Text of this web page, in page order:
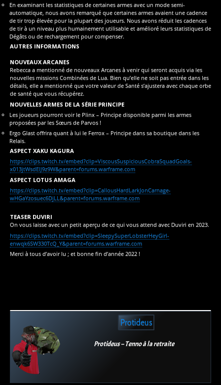
En examinant les statistiques de certaines armes avec un mode semi-
automatique, nous avons remarqué que certaines armes avaient une cadence
de tir trop élevée pour la plupart des joueurs. Nous avons réduit les cadences
de tir à un niveau plus humainement utilisable et amélioré leurs statistiques de
Dégâts ou de rechargement pour compenser.
AUTRES INFORMATIONS
NOUVEAUX ARCANES
Rebecca a mentionné de nouveaux Arcanes à venir qui seront acquis via les
nouvelles missions Combinées de Lua. Bien qu’elle ne soit pas entrée dans les
détails, elle a mentionné que votre valeur de Santé s’ajustera avec chaque orbe
de santé que vous récupérez.
NOUVELLES ARMES DE LA SÉRIE PRINCIPE
Les joueurs pourront voir le Plinx – Principe disponible parmi les armes
proposées par les Sœurs de Parvos !
Ergo Glast offrira quant à lui le Ferrox – Principe dans sa boutique dans les
Relais.
ASPECT XAKU KAGURA
https://clips.twitch.tv/embed?clip=ViscousSuspiciousCobraSquadGoals-
x013jtWsdElJ9z9W&parent=forums.warframe.com
ASPECT LOTUS AMAGA
https://clips.twitch.tv/embed?clip=CallousHardLarkJonCarnage-
wHGaYzosuec6DjLL&parent=forums.warframe.com
TEASER DUVIRI
On vous laisse avec un petit aperçu de ce qui vous attend avec Duviri en 2023.
https://clips.twitch.tv/embed?clip=SleepySuperLobsterHeyGirl-
enwqk6SW330TcQ_Y&parent=forums.warframe.com
Merci à tous d’avoir lu ; et bonne fin d’année 2022 !
Protideus
Protideus – Tenno à la retraite